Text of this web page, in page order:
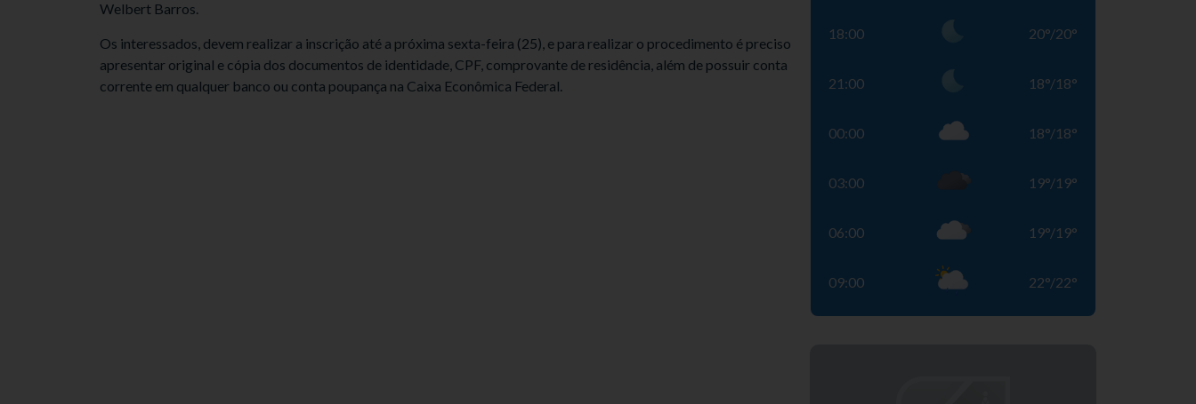
Welbert Barros.
Os interessados, devem realizar a inscrição até a próxima sexta-feira (25), e para realizar o procedimento é preciso
apresentar original e cópia dos documentos de identidade, CPF, comprovante de residência, além de possuir conta
corrente em qualquer banco ou conta poupança na Caixa Econômica Federal.
18:00 20°/20°
21:00 18°/18°
00:00 18°/18°
03:00 19°/19°
06:00 19°/19°
09:00 22°/22°